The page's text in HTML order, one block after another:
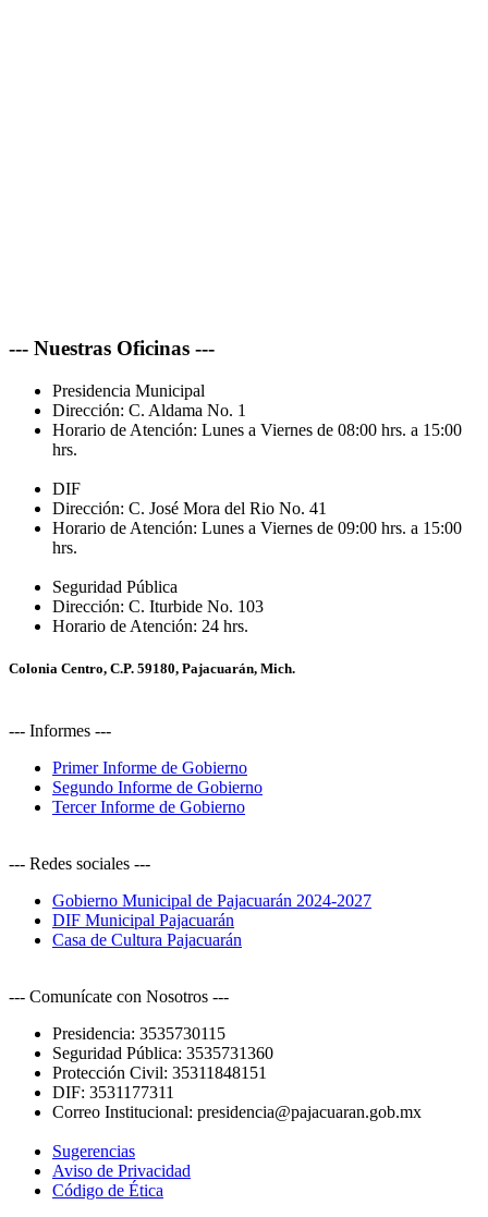
--- Nuestras Oficinas ---
Presidencia Municipal
Dirección: C. Aldama No. 1
Horario de Atención: Lunes a Viernes de 08:00 hrs. a 15:00
hrs.
DIF
Dirección: C. José Mora del Rio No. 41
Horario de Atención: Lunes a Viernes de 09:00 hrs. a 15:00
hrs.
Seguridad Pública
Dirección: C. Iturbide No. 103
Horario de Atención: 24 hrs.
Colonia Centro, C.P. 59180, Pajacuarán, Mich.
--- Informes ---
Primer Informe de Gobierno
Segundo Informe de Gobierno
Tercer Informe de Gobierno
--- Redes sociales ---
Gobierno Municipal de Pajacuarán 2024-2027
DIF Municipal Pajacuarán
Casa de Cultura Pajacuarán
--- Comunícate con Nosotros ---
Presidencia: 3535730115
Seguridad Pública: 3535731360
Protección Civil: 35311848151
DIF: 3531177311
Correo Institucional: presidencia@pajacuaran.gob.mx
Sugerencias
Aviso de Privacidad
Código de Ética